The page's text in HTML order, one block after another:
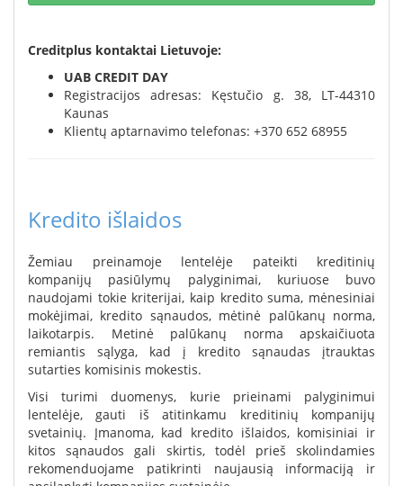
Creditplus kontaktai Lietuvoje:
UAB CREDIT DAY
Registracijos adresas: Kęstučio g. 38, LT-44310
Kaunas
Klientų aptarnavimo telefonas: +370 652 68955
Kredito išlaidos
Žemiau preinamoje lentelėje pateikti kreditinių
kompanijų pasiūlymų palyginimai, kuriuose buvo
naudojami tokie kriterijai, kaip kredito suma, mėnesiniai
mokėjimai, kredito sąnaudos, mėtinė palūkanų norma,
laikotarpis. Metinė palūkanų norma apskaičiuota
remiantis sąlyga, kad į kredito sąnaudas įtrauktas
sutarties komisinis mokestis.
Visi turimi duomenys, kurie prieinami palyginimui
lentelėje, gauti iš atitinkamu kreditinių kompanijų
svetainių. Įmanoma, kad kredito išlaidos, komisiniai ir
kitos sąnaudos gali skirtis, todėl prieš skolindamies
rekomenduojame patikrinti naujausią informaciją ir